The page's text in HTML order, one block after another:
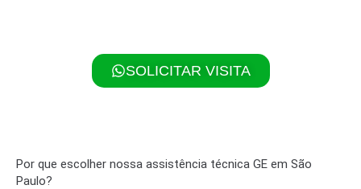
SOLICITAR VISITA
Por que escolher nossa assistência técnica GE em São
Paulo?